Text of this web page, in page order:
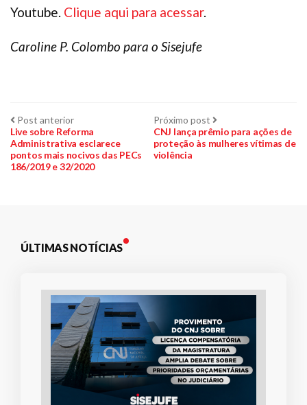
Youtube. Clique aqui para acessar.
Caroline P. Colombo para o Sisejufe
Navegação
de
Post
Post anteriorPost
anterior:
Live sobre Reforma
Administrativa esclarece
pontos mais nocivos das PECs
186/2019 e 32/2020
Próximo post Próximo
post:
CNJ lança prêmio para ações de
proteção às mulheres vítimas de
violência
ÚLTIMAS NOTÍCIAS